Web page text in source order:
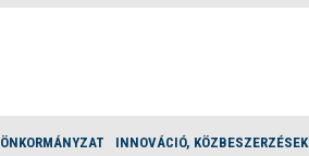
ÖNKORMÁNYZAT INNOVÁCIÓ, KÖZBESZERZÉSEK